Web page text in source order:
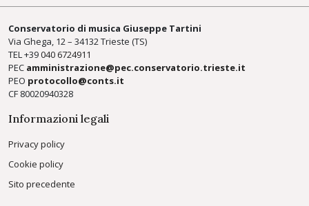
Conservatorio di musica Giuseppe Tartini
Via Ghega, 12 – 34132 Trieste (TS)
TEL +39040 6724911
PEC amministrazione@pec.conservatorio.trieste.it
PEO protocollo@conts.it
CF 80020940328
Informazioni legali
Privacy policy
Cookie policy
Sito precedente